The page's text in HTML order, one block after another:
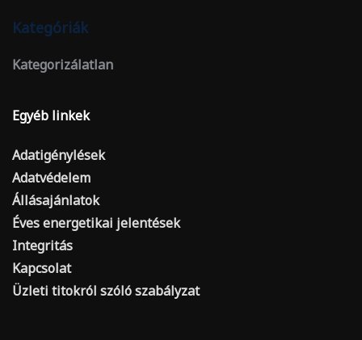
Kategóriák
Kategorizálatlan
Egyéb linkek
Adatigénylések
Adatvédelem
Állásajánlatok
Éves energetikai jelentések
Integritás
Kapcsolat
Üzleti titokról szóló szabályzat